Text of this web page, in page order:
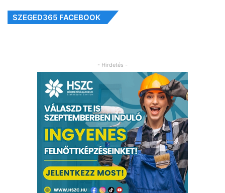
SZEGED365 FACEBOOK
- Hirdetés -